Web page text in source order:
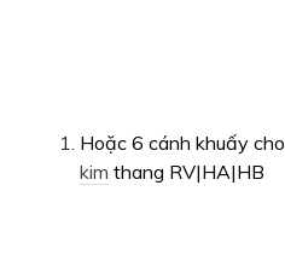
Hoặc 6 cánh khuấy cho
kim thang RV|HA|HB